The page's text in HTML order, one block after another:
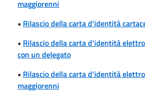
maggiorenni
• Rilascio della carta d'identità
• Rilascio della carta d'identità
con un delegato
• Rilascio della carta d'identità
maggiorenni